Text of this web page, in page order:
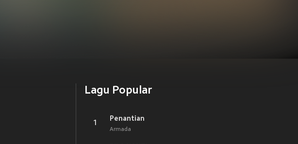
Lagu Popular
1
Penantian
Armada